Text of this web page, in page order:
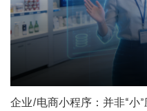
企业/电商小程序：并非“小